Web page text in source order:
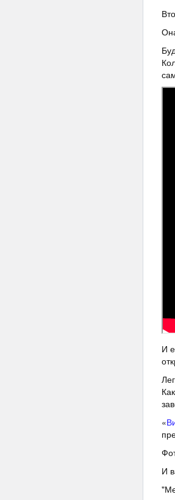
И
«
И